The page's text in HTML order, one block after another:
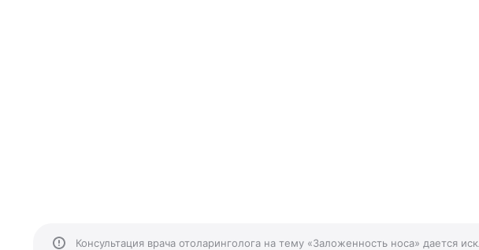
Консультация врача отоларинголога на тему «Заложенность носа» дается